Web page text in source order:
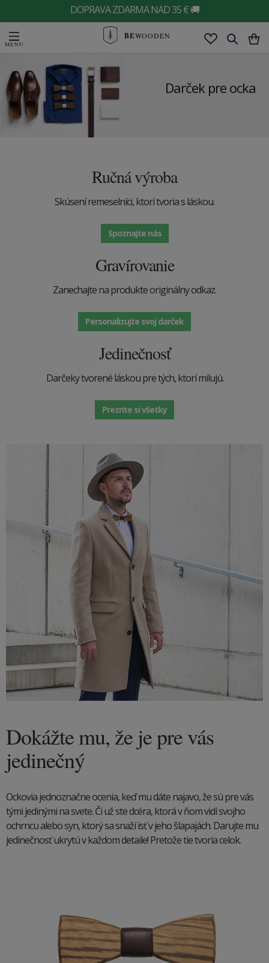
DOPRAVA ZDARMA NAD 35 € 🚚
BEWOODEN
Darček pre ocka
Ručná výroba
Skúsení remeselníci, ktorí tvoria s láskou.
Spoznajte nás
Gravírovanie
Zanechajte na produkte originálny odkaz.
Personalizujte svoj darček
Jedinečnosť
Darčeky tvorené láskou pre tých, ktorí milujú.
Prezrite si všetky
Dokážte mu, že je pre vás
jedinečný
Ockovia jednoznačne ocenia, keď mu dáte najavo, že sú pre vás
tými jedinými na svete. Či už ste dcéra, ktorá v ňom vidí svojho
ochrncu alebo syn, ktorý sa snaží ísť v jeho šlapajách. Darujte mu
jedinečnosť ukrytú v každom detaile! Pretože tie tvoria celok.